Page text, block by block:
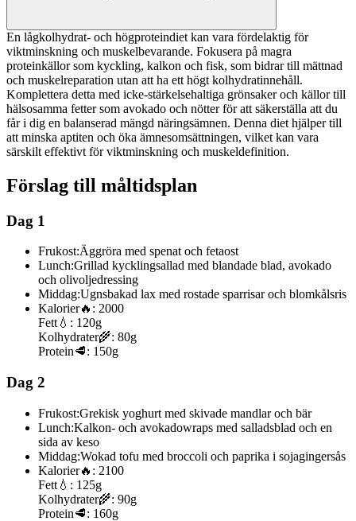
En lågkolhydrat- och högproteindiet kan vara fördelaktig för
viktminskning och muskelbevarande. Fokusera på magra
proteinkällor som kyckling, kalkon och fisk, som bidrar till mättnad
och muskelreparation utan att ha ett högt kolhydratinnehåll.
Komplettera detta med icke-stärkelsehaltiga grönsaker och källor till
hälsosamma fetter som avokado och nötter för att säkerställa att du
får i dig en balanserad mängd näringsämnen. Denna diet hjälper till
att minska aptiten och öka ämnesomsättningen, vilket kan vara
särskilt effektivt för viktminskning och muskeldefinition.
Förslag till måltidsplan
Dag 1
Frukost:Äggröra med spenat och fetaost
Lunch:Grillad kycklingsallad med blandade blad, avokado
och olivoljedressing
Middag:Ugnsbakad lax med rostade sparrisar och blomkålsris
Kalorier🔥: 2000
Fett 💧: 120g
Kolhydrater🌾: 80g
Protein🥩: 150g
Dag 2
Frukost:Grekisk yoghurt med skivade mandlar och bär
Lunch:Kalkon- och avokadowraps med salladsblad och en
sida av keso
Middag:Wokad tofu med broccoli och paprika i sojagingersås
Kalorier🔥: 2100
Fett 💧: 125g
Kolhydrater🌾: 90g
Protein🥩: 160g